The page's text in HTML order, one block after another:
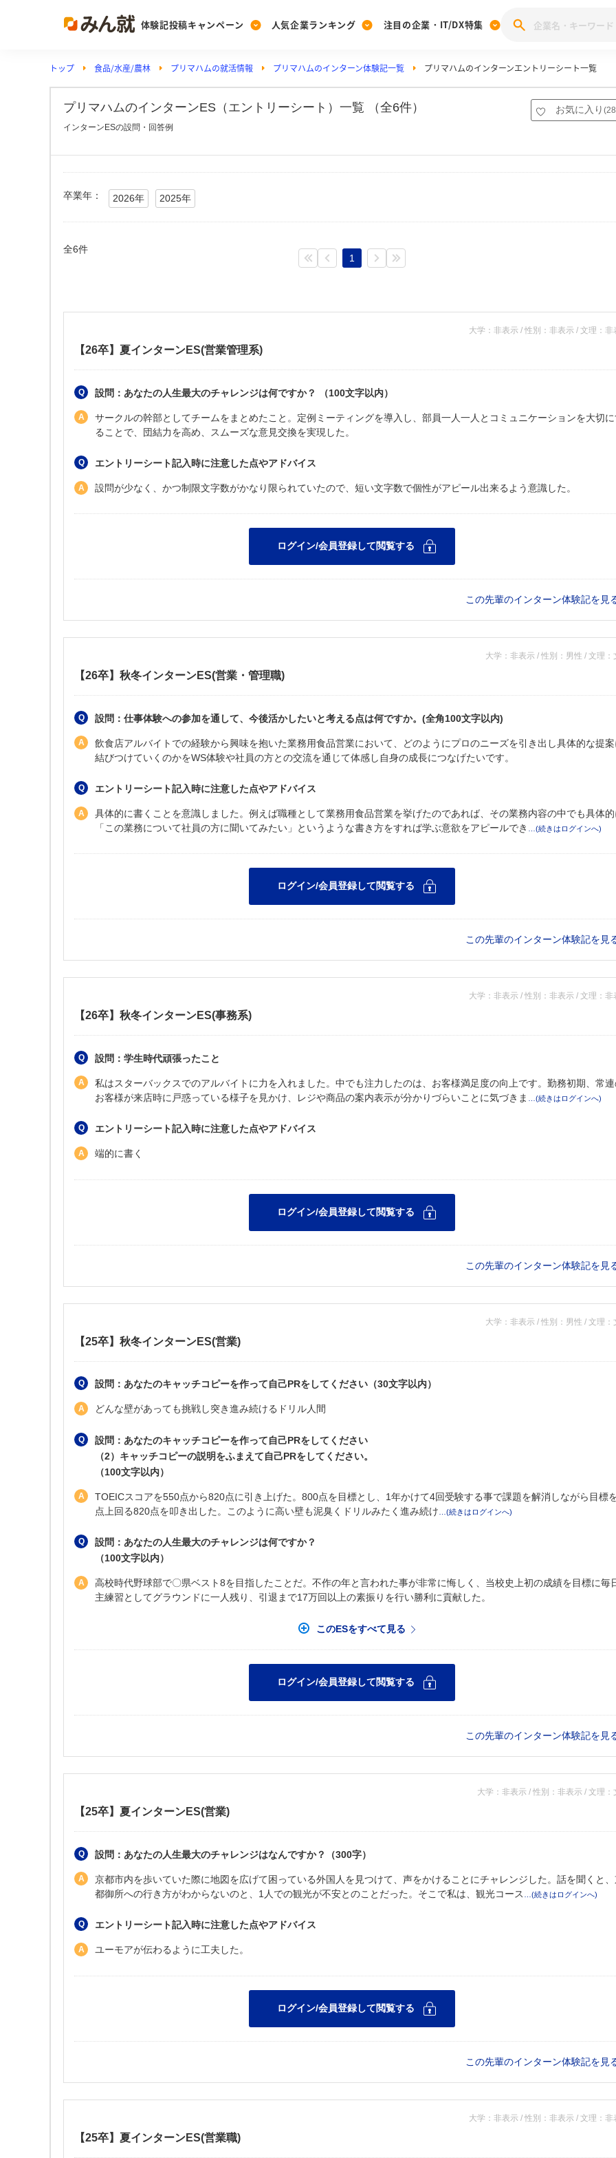
体験記投稿キャンペーン
Post
投稿する
[27卒] 本選考体験記投稿キャンペーン
人気企業ランキング
Ranking
ランキングを見る
みんなのDX企業就職ブランド調査
Vote みん
注目の企業・IT/DX特集
PickUp
注目の企業特集
28
動画で知ろう！業界・企業研究
トップ 食品/水産/農林 プリマハムの就活情報 プリマハムのインターン体験記一覧 プリマハムのインターンエントリーシート一覧
プリマハムのインターンES（エントリーシート）一覧 （全6件） お気に入り (
インターンESの設問・回答例
卒業年： 2026年 2025年
全6件
1
大学：非表示 / 性別：非表示 / 文理：非
【26卒】夏インターンES(営業管理系)
設問：あなたの人生最大のチャレンジは何ですか？ （100文字以内）
サークルの幹部としてチームをまとめたこと。定例ミーティングを導入し、部員一人一人とコミュニケーションを大切に
ることで、団結力を高め、スムーズな意見交換を実現した。
エントリーシート記入時に注意した点やアドバイス
設問が少なく、かつ制限文字数がかなり限られていたので、短い文字数で個性がアピール出来るよう意識した。
この先輩のインターン体験記を見
大学：非表示 / 性別：男性 / 文理：
【26卒】秋冬インターンES(営業・管理職)
設問：仕事体験への参加を通して、今後活かしたいと考える点は何ですか。(全角100文字以内)
飲食店アルバイトでの経験から興味を抱いた業務用食品営業において、どのようにプロのニーズを引き出し具体的な提案
結びつけていくのかをWS体験や社員の方との交流を通じて体感し自身の成長につなげたいです。
エントリーシート記入時に注意した点やアドバイス
具体的に書くことを意識しました。例えば職種として業務用食品営業を挙げたのであれば、その業務内容の中でも具体的
「この業務について社員の方に聞いてみたい」というような書き方をすれば学ぶ意欲をアピールでき
この先輩のインターン体験記を見
大学：非表示 / 性別：非表示 / 文理：非
【26卒】秋冬インターンES(事務系)
設問：学生時代頑張ったこと
私はスターバックスでのアルバイトに力を入れました。中でも注力したのは、お客様満足度の向上です。勤務初期、常
お客様が来店時に戸惑っている様子を見かけ、レジや商品の案内表示が分かりづらいことに気づきま
エントリーシート記入時に注意した点やアドバイス
端的に書く
この先輩のインターン体験記を見
大学：非表示 / 性別：男性 / 文理：
【25卒】秋冬インターンES(営業)
設問：あなたのキャッチコピーを作って自己PRをしてください（30文字以内）
どんな壁があっても挑戦し突き進み続けるドリル人間
設問：あなたのキャッチコピーを作って自己PRをしてください
（2）キャッチコピーの説明をふまえて自己PRをしてください。
（100文字以内）
TOEICスコアを550点から820点に引き上げた。800点を目標とし、1年かけて4回受験する事で課題を解消しながら目標
点上回る820点を叩き出した。このように高い壁も泥臭くドリルみたく進み続け
設問：あなたの人生最大のチャレンジは何ですか？
（100文字以内）
高校時代野球部で〇県ベスト8を目指したことだ。不作の年と言われた事が非常に悔しく、当校史上初の成績を目標に毎
主練習としてグラウンドに一人残り、引退まで17万回以上の素振りを行い勝利に貢献した。
この先輩のインターン体験記を見
大学：非表示 / 性別：非表示 / 文理：
【25卒】夏インターンES(営業)
設問：あなたの人生最大のチャレンジはなんですか？（300字）
京都市内を歩いていた際に地図を広げて困っている外国人を見つけて、声をかけることにチャレンジした。話を聞くと
都御所への行き方がわからないのと、1人での観光が不安とのことだった。そこで私は、観光コース
エントリーシート記入時に注意した点やアドバイス
ユーモアが伝わるように工夫した。
この先輩のインターン体験記を見
大学：非表示 / 性別：非表示 / 文理：非
【25卒】夏インターンES(営業職)